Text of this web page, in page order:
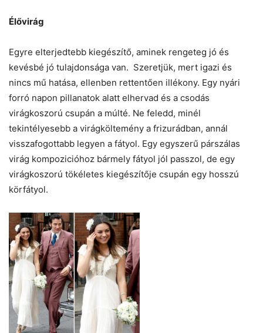
Élővirág
Egyre elterjedtebb kiegészítő, aminek rengeteg jó és
kevésbé jó tulajdonsága van. Szeretjük, mert igazi és
nincs mű hatása, ellenben rettentően illékony. Egy nyári
forró napon pillanatok alatt elhervad és a csodás
virágkoszorú csupán a múlté. Ne feledd, minél
tekintélyesebb a virágköltemény a frizurádban, annál
visszafogottabb legyen a fátyol. Egy egyszerű párszálas
virág kompozicióhoz bármely fátyol jól passzol, de egy
virágkoszorú tökéletes kiegészítője csupán egy hosszú
körfátyol.